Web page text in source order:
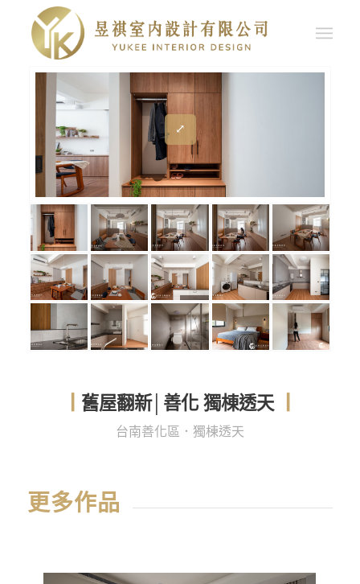
舊屋翻新│善化 獨棟透天
台南善化區．獨棟透天
更多作品